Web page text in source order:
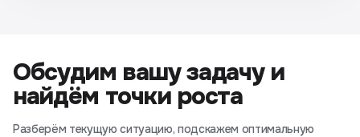
Обсудим вашу задачу и
найдём точки роста
Разберём текущую ситуацию, подскажем оптимальную